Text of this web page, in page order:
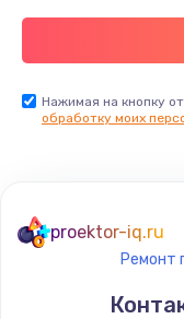
Нажимая на кнопку
обработку моих
proektor-iq.ru
Ремонт